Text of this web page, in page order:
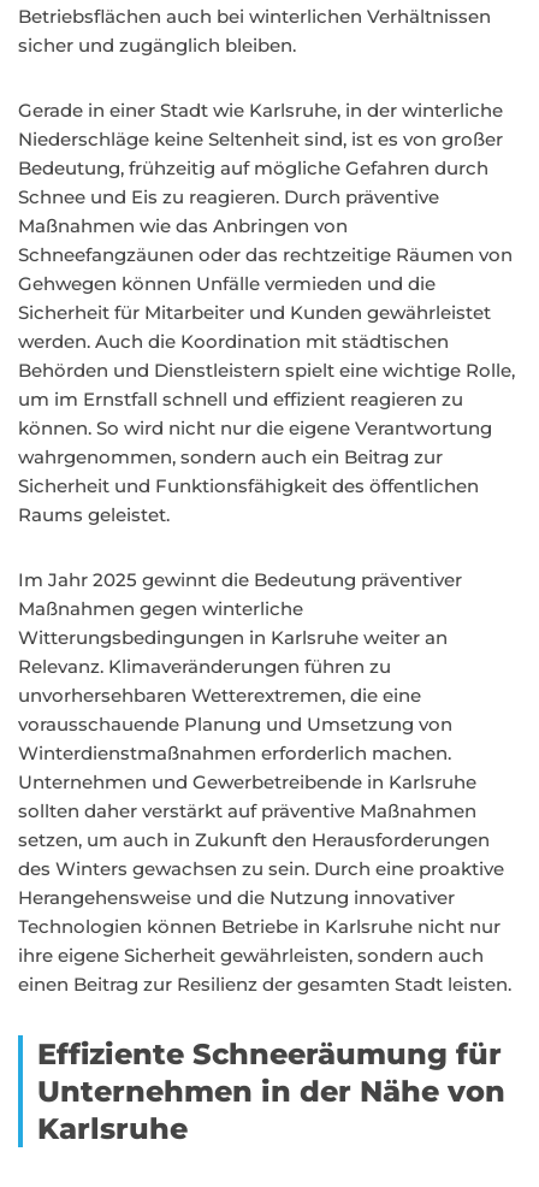
Betriebsflächen auch bei winterlichen Verhältnissen
sicher und zugänglich bleiben.
Gerade in einer Stadt wie Karlsruhe, in der winterliche
Niederschläge keine Seltenheit sind, ist es von großer
Bedeutung, frühzeitig auf mögliche Gefahren durch
Schnee und Eis zu reagieren. Durch präventive
Maßnahmen wie das Anbringen von
Schneefangzäunen oder das rechtzeitige Räumen von
Gehwegen können Unfälle vermieden und die
Sicherheit für Mitarbeiter und Kunden gewährleistet
werden. Auch die Koordination mit städtischen
Behörden und Dienstleistern spielt eine wichtige Rolle,
um im Ernstfall schnell und effizient reagieren zu
können. So wird nicht nur die eigene Verantwortung
wahrgenommen, sondern auch ein Beitrag zur
Sicherheit und Funktionsfähigkeit des öffentlichen
Raums geleistet.
Im Jahr 2025 gewinnt die Bedeutung präventiver
Maßnahmen gegen winterliche
Witterungsbedingungen in Karlsruhe weiter an
Relevanz. Klimaveränderungen führen zu
unvorhersehbaren Wetterextremen, die eine
vorausschauende Planung und Umsetzung von
Winterdienstmaßnahmen erforderlich machen.
Unternehmen und Gewerbetreibende in Karlsruhe
sollten daher verstärkt auf präventive Maßnahmen
setzen, um auch in Zukunft den Herausforderungen
des Winters gewachsen zu sein. Durch eine proaktive
Herangehensweise und die Nutzung innovativer
Technologien können Betriebe in Karlsruhe nicht nur
ihre eigene Sicherheit gewährleisten, sondern auch
einen Beitrag zur Resilienz der gesamten Stadt leisten.
Effiziente Schneeräumung für
Unternehmen in der Nähe von
Karlsruhe